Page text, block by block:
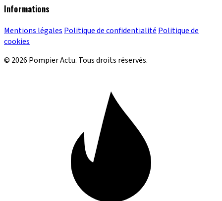
Informations
Mentions légales Politique de confidentialité Politique de
cookies
© 2026 Pompier Actu. Tous droits réservés.